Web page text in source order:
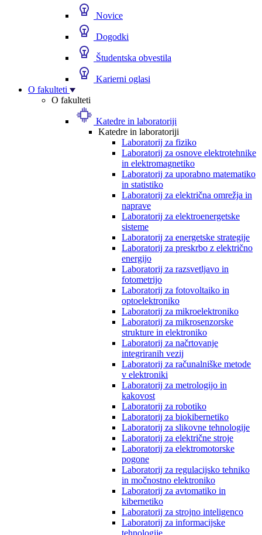
Novice
Dogodki
Študentska obvestila
Karierni oglasi
O fakulteti
O fakulteti
Katedre in laboratoriji
Katedre in laboratoriji
Laboratorij za fiziko
Laboratorij za osnove elektrotehnike
in elektromagnetiko
Laboratorij za uporabno matematiko
in statistiko
Laboratorij za električna omrežja in
naprave
Laboratorij za elektroenergetske
sisteme
Laboratorij za energetske strategije
Laboratorij za preskrbo z električno
energijo
Laboratorij za razsvetljavo in
fotometrijo
Laboratorij za fotovoltaiko in
optoelektroniko
Laboratorij za mikroelektroniko
Laboratorij za mikrosenzorske
strukture in elektroniko
Laboratorij za načrtovanje
integriranih vezij
Laboratorij za računalniške metode
v elektroniki
Laboratorij za metrologijo in
kakovost
Laboratorij za robotiko
Laboratorij za biokibernetiko
Laboratorij za slikovne tehnologije
Laboratorij za električne stroje
Laboratorij za elektromotorske
pogone
Laboratorij za regulacijsko tehniko
in močnostno elektroniko
Laboratorij za avtomatiko in
kibernetiko
Laboratorij za strojno inteligenco
Laboratorij za informacijske
tehnologije